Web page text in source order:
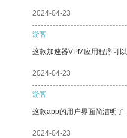
2024-04-23
游客
这款加速器VPM应用程序可
2024-04-23
游客
这款app的用户界面简洁明了
2024-04-23